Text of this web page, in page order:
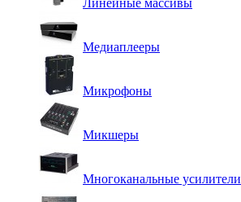
Линейные массивы
Медиаплееры
Микрофоны
Микшеры
Многоканальные усилители